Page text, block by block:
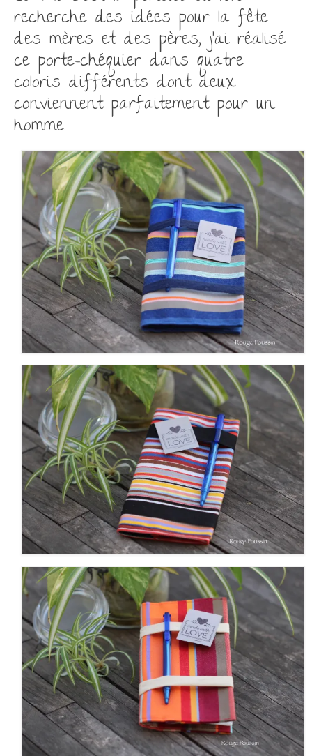
recherche des idées pour la fête
des mères et des pères, j’ai réalisé
ce porte-chéquier dans quatre
coloris différents dont deux
conviennent parfaitement pour un
homme.